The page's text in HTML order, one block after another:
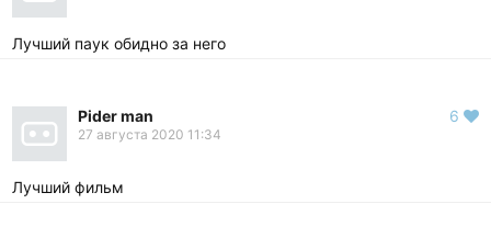
Лучший паук обидно за него
Pider man
27 августа 2020 11:34
6
Лучший фильм